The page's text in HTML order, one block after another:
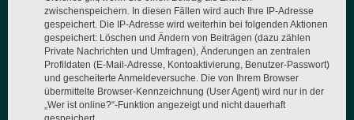
zwischenspeichern. In diesen Fällen wird auch Ihre IP-Adresse
gespeichert. Die IP-Adresse wird weiterhin bei folgenden Aktionen
gespeichert: Löschen und Ändern von Beiträgen (dazu zählen
Private Nachrichten und Umfragen), Änderungen an zentralen
Profildaten (E-Mail-Adresse, Kontoaktivierung, Benutzer-Passwort)
und gescheiterte Anmeldeversuche. Die von Ihrem Browser
übermittelte Browser-Kennzeichnung (User Agent) wird nur in der
„Wer ist online?“-Funktion angezeigt und nicht dauerhaft